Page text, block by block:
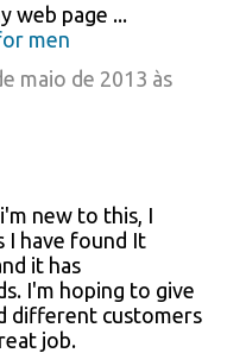
web page ...
men
maio de 2013 às
new to this, I
I have found It
it has
I'm hoping to give
different customers
job.